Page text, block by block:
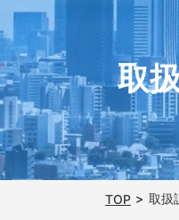
取
TOP 取扱